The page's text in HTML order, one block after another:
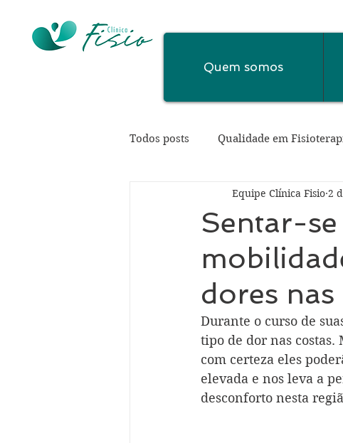
Quem somos
Todos posts Qualidade em
Sentar-
dores nas
Equipe Clínica Fisio 2
Durante o curso de
tipo de dor nas
com certeza eles
elevada e nos leva a
desconforto nesta